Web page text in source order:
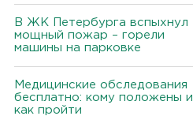
В ЖК Петербурга вспыхнул
мощный пожар – горели
машины на парковке
Медицинские обследования
бесплатно: кому положены и
как пройти